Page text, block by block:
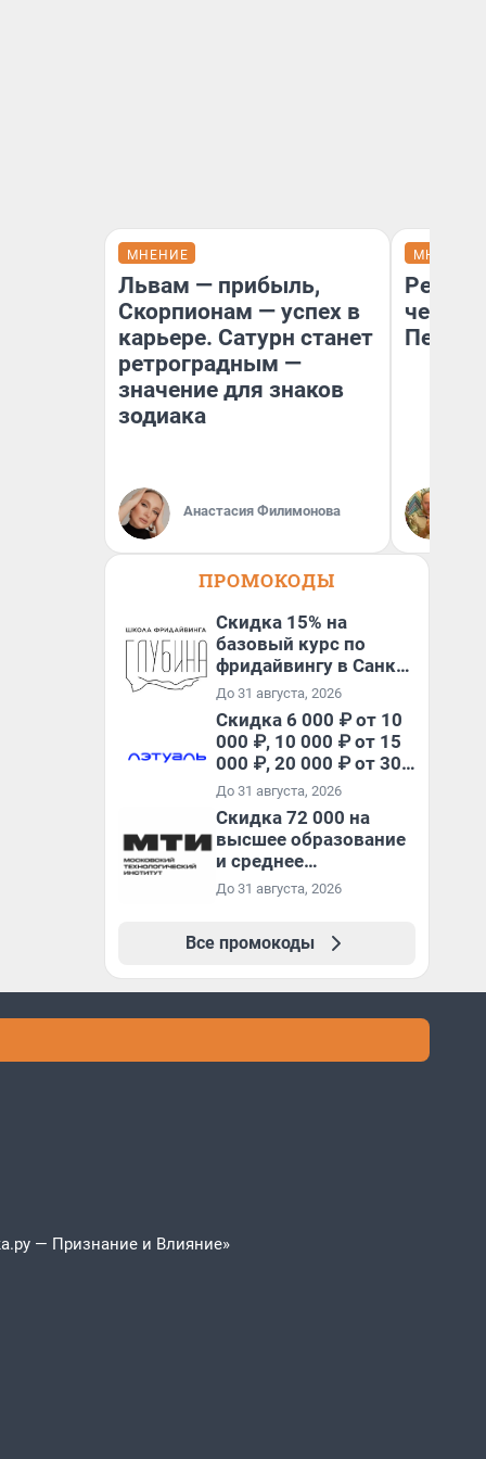
МНЕНИЕ
Львам — прибыль,
Скорпионам — успех в
карьере. Сатурн станет
ретроградным —
значение для знаков
зодиака
Анастасия Филимонова
МНЕНИЕ
чему
ПРОМОКОДЫ
Скидка 15% на
базовый курс по
фридайвингу в Санкт-
Петербурге
До 31 августа, 2026
Скидка 6 000 ₽ от 10
000 ₽, 10 000 ₽ от 15
000 ₽, 20 000 ₽ от 30
000 ₽ и 35 000 ₽ от 50
000 ₽ на первый и все
повторные заказы по
промокоду НАБЕРИ
До 31 августа, 2026
Скидка 72 000 на
высшее образование
и среднее
специальное
До 31 августа, 2026
Все промокоды
— Признание и Влияние»